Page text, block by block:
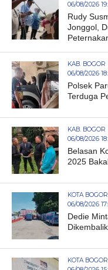
06/08/2026
Rudy
Jonggol,
KAB. BOGOR
06/08/2026
Polsek
Terduga
KAB. BOGOR
06/08/2026
Belasan
2025
KOTA BOGOR
06/08/2026
Dedie
KOTA BOGOR